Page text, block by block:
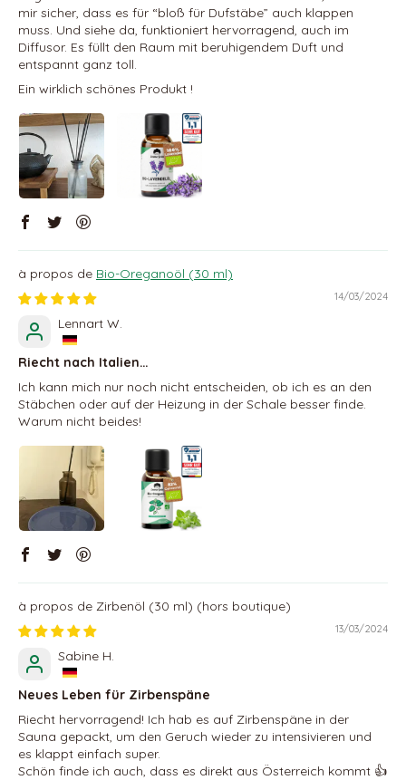
mir sicher, dass es für “bloß für Dufstäbe” auch klappen
muss. Und siehe da, funktioniert hervorragend, auch im
Diffusor. Es füllt den Raum mit beruhigendem Duft und
entspannt ganz toll.
Ein wirklich schönes Produkt !
Bio-Oreganoöl (30 ml)
14/03/2024
Lennart W.
Riecht nach Italien…
Ich kann mich nur noch nicht entscheiden, ob ich es an den
Stäbchen oder auf der Heizung in der Schale besser finde.
Warum nicht beides!
Zirbenöl (30 ml)
13/03/2024
Sabine H.
Neues Leben für Zirbenspäne
Riecht hervorragend! Ich hab es auf Zirbenspäne in der
Sauna gepackt, um den Geruch wieder zu intensivieren und
es klappt einfach super.
Schön finde ich auch, dass es direkt aus Österreich kommt 👍